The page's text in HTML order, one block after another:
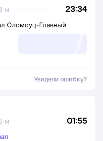
23:34
м
Оломоуц-Главный
Увидели ошибку?
01:55
м